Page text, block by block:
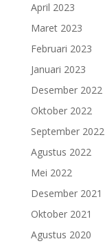
April 2023
Maret 2023
Februari 2023
Januari 2023
Desember 2022
Oktober 2022
September 2022
Agustus 2022
Mei 2022
Desember 2021
Oktober 2021
Agustus 2020